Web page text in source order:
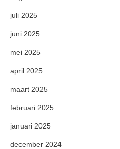
juli 2025
juni 2025
mei 2025
april 2025
maart 2025
februari 2025
januari 2025
december 2024